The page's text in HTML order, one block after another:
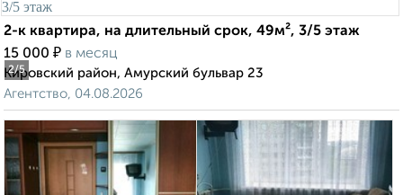
2/5
2-к квартира, на длительный срок, 49м², 3/5 этаж
15 000 ₽ в месяц
Кировский район, Амурский бульвар 23
Агентство, 04.08.2026